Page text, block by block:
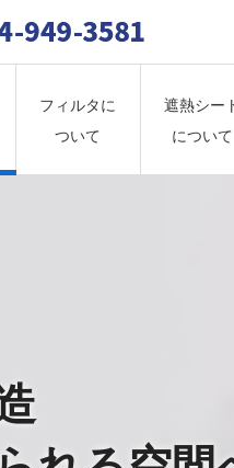
フィルタに
ついて
遮熱シー
について